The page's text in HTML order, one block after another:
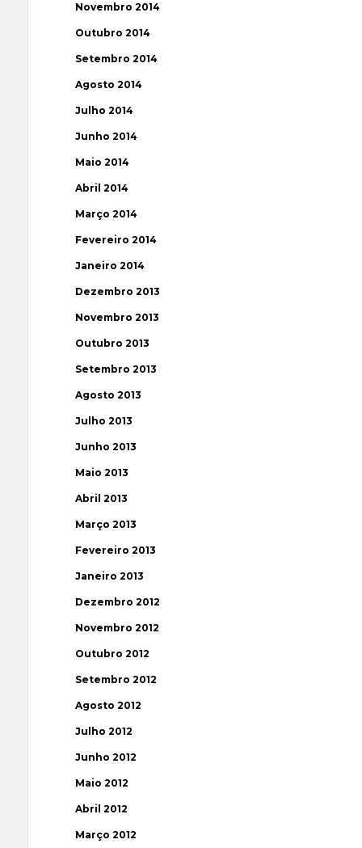
Novembro 2014
Outubro 2014
Setembro 2014
Agosto 2014
Julho 2014
Junho 2014
Maio 2014
Abril 2014
Março 2014
Fevereiro 2014
Janeiro 2014
Dezembro 2013
Novembro 2013
Outubro 2013
Setembro 2013
Agosto 2013
Julho 2013
Junho 2013
Maio 2013
Abril 2013
Março 2013
Fevereiro 2013
Janeiro 2013
Dezembro 2012
Novembro 2012
Outubro 2012
Setembro 2012
Agosto 2012
Julho 2012
Junho 2012
Maio 2012
Abril 2012
Março 2012